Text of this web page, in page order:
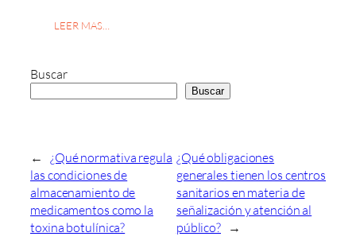
LEER MAS…
Buscar
Buscar
←
¿Qué normativa regula
las condiciones de
almacenamiento de
medicamentos como la
toxina botulínica?
¿Qué obligaciones
generales tienen los centros
sanitarios en materia de
señalización y atención al
público? →